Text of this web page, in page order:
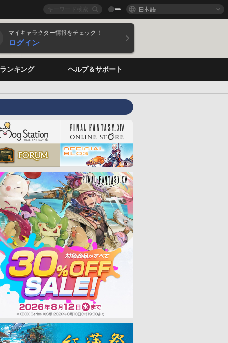
日本語
マイキャラクター情報をチェック！
ログイン
ランキング ヘルプ＆サポート